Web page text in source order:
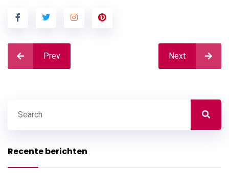
Prev Next
Recente berichten